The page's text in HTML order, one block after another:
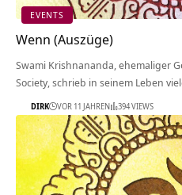
EVENTS
Wenn (Auszüge)
Swami Krishnananda, ehemaliger
Society, schrieb in seinem Leben
DIRK VOR 11 JAHREN 394 VIEWS